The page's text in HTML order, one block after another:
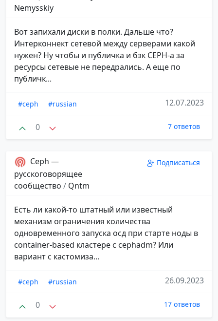
Nemysskiy
Вот запихали диски в полки. Дальше что?
Интерконнект сетевой между серверами какой
нужен? Ну чтобы и публичка и бэк CEPH-а за
ресурсы сетевые не передрались. А еще по
публичк...
#ceph #russian 12.07.2023
0 7 ответов
Ceph —
русскоговорящее
сообщество / Qntm
Подписаться
Есть ли какой-то штатный или известный
механизм ограничения количества
одновременного запуска осд при старте ноды в
container-based кластере с cephadm? Или
вариант с кастомиза...
#ceph #russian 26.09.2023
0 17 ответов